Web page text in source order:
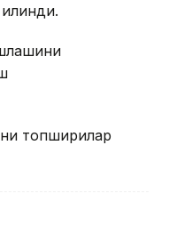
топшириқлар